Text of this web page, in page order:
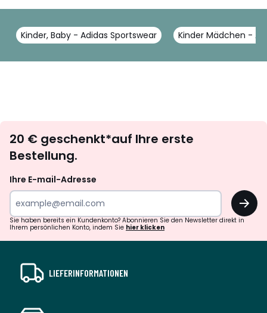
Kinder, Baby - Adidas Sportswear Kinder Mädchen -
abonnieren
20 € geschenkt*auf Ihre erste
Bestellung.
Ihre E-mail-Adresse
OK
Sie haben bereits ein Kundenkonto? Abonnieren Sie den Newsletter direkt in
Ihrem persönlichen Konto, indem Sie hier klicken
LIEFERINFORMATIONEN